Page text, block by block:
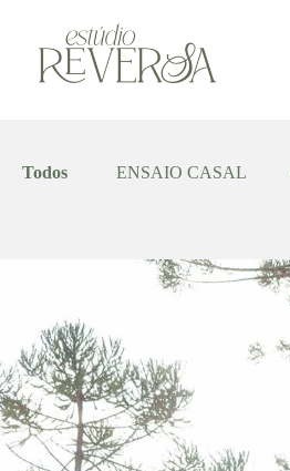
Todos ENSAIO CASAL